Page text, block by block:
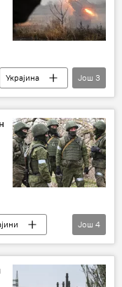
Украјина
Још 3
Још 4